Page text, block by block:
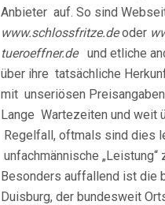
Anbieter auf. So sind
www.schlossfritze.de‎ oder
tueroeffner.deund etliche
über ihre tatsächliche
mit unseriösen
Lange Wartezeiten und weit
Regelfall, oftmals sind dies
unfachmännische
Besonders auffallend ist die
Duisburg, der bundesweit